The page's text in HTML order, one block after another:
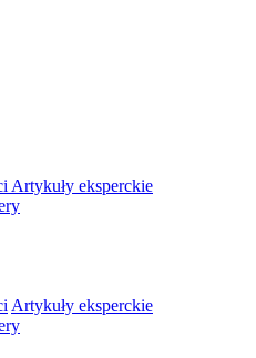
Artykuły eksperckie
Artykuły eksperckie